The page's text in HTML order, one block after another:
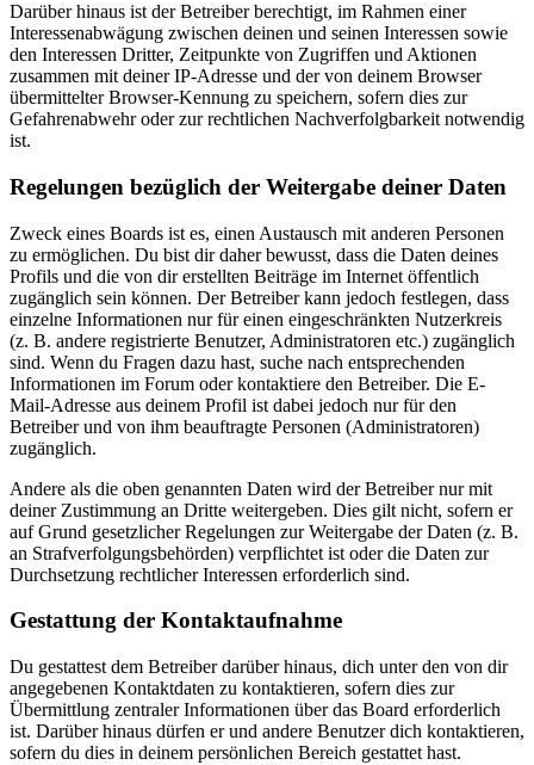
Darüber hinaus ist der Betreiber berechtigt, im Rahmen einer
Interessenabwägung zwischen deinen und seinen Interessen sowie
den Interessen Dritter, Zeitpunkte von Zugriffen und Aktionen
zusammen mit deiner IP-Adresse und der von deinem Browser
übermittelter Browser-Kennung zu speichern, sofern dies zur
Gefahrenabwehr oder zur rechtlichen Nachverfolgbarkeit notwendig
ist.
Regelungen bezüglich der Weitergabe deiner Daten
Zweck eines Boards ist es, einen Austausch mit anderen Personen
zu ermöglichen. Du bist dir daher bewusst, dass die Daten deines
Profils und die von dir erstellten Beiträge im Internet öffentlich
zugänglich sein können. Der Betreiber kann jedoch festlegen, dass
einzelne Informationen nur für einen eingeschränkten Nutzerkreis
(z. B. andere registrierte Benutzer, Administratoren etc.) zugänglich
sind. Wenn du Fragen dazu hast, suche nach entsprechenden
Informationen im Forum oder kontaktiere den Betreiber. Die E-
Mail-Adresse aus deinem Profil ist dabei jedoch nur für den
Betreiber und von ihm beauftragte Personen (Administratoren)
zugänglich.
Andere als die oben genannten Daten wird der Betreiber nur mit
deiner Zustimmung an Dritte weitergeben. Dies gilt nicht, sofern er
auf Grund gesetzlicher Regelungen zur Weitergabe der Daten (z. B.
an Strafverfolgungsbehörden) verpflichtet ist oder die Daten zur
Durchsetzung rechtlicher Interessen erforderlich sind.
Gestattung der Kontaktaufnahme
Du gestattest dem Betreiber darüber hinaus, dich unter den von dir
angegebenen Kontaktdaten zu kontaktieren, sofern dies zur
Übermittlung zentraler Informationen über das Board erforderlich
ist. Darüber hinaus dürfen er und andere Benutzer dich kontaktieren,
sofern du dies in deinem persönlichen Bereich gestattet hast.